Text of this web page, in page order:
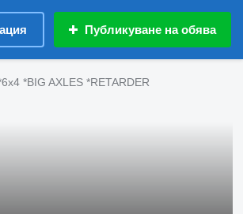
Публикуване на обява
*BIG AXLES *RETARDER